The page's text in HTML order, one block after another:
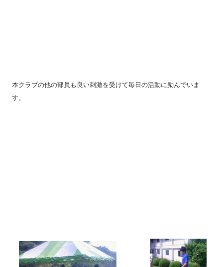
本クラブの他の部員も良い刺激を受けて毎日の活動に励んでいま
す。